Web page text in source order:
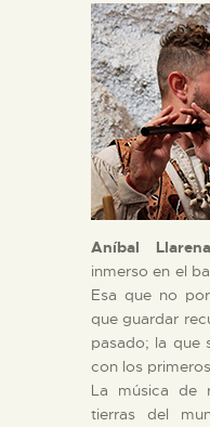
Aníbal
inmerso en el
Esa que no
que guardar
pasado; la que
con los
La música de
tierras del